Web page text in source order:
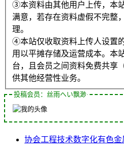
③本资料由其他用户上传，本
满意，若存在资料虚假不完整
理。
④本站仅收取资料上传人设置
用以平摊存储及运营成本。本
台，且会员之间资料免费共享
供其他经营性业务。
投稿会员：丝雨へい飘渺
协会工程技术数字化有色金